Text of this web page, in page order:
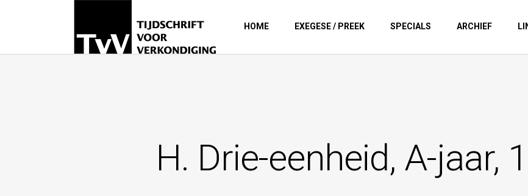
HOME EXEGESE / PREEK SPECIALS ARCHIEF
H. Drie-eenheid, A-jaar,